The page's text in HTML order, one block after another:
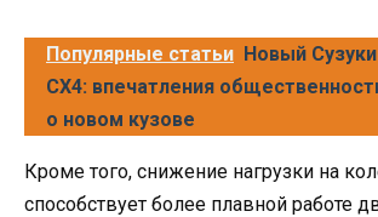
Популярные статьи Новый Сузуки
СХ4: впечатления
о новом кузове
Кроме того, снижение нагрузки на
способствует более плавной работе